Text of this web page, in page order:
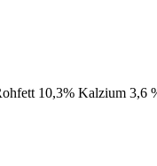
10,3% Kalzium 3,6